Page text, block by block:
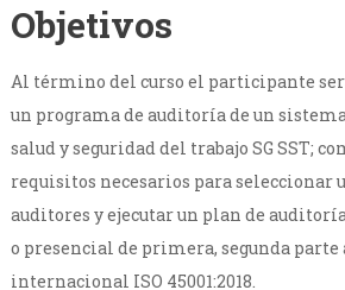
Objetivos
Al término del curso el participante
un programa de auditoría de un
salud y seguridad del trabajo SG SST;
requisitos necesarios para seleccionar
auditores y ejecutar un plan de
o presencial de primera, segunda
internacional ISO 45001:2018.